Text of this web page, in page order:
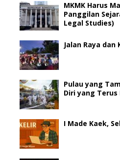
MKMK Harus
Panggilan
Legal Studies)
Jalan Raya
Pulau yang
Diri yang Terus
I Made Kaek,